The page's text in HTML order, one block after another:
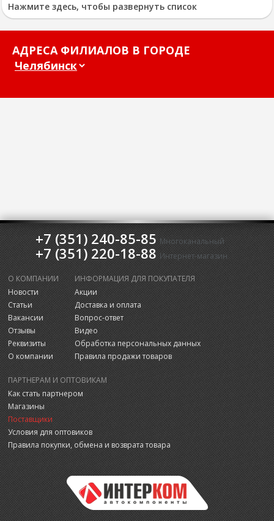
Нажмите здесь, чтобы развернуть список
АДРЕСА ФИЛИАЛОВ В ГОРОДЕ
+7 (351) 240-85-85 Многоканальный
+7 (351) 220-18-88 Интернет-магазин
О КОМПАНИИ
Новости
Статьи
Вакансии
Отзывы
Реквизиты
О компании
ИНФОРМАЦИЯ ДЛЯ ПОКУПАТЕЛЯ
Акции
Доставка и оплата
Вопрос-ответ
Видео
Обработка персональных данных
Правила продажи товаров
ПАРТНЕРАМ И ОПТОВИКАМ
Как стать партнером
Магазины
Поставщики
Условия для оптовиков
Правила покупки, обмена и возврата товара